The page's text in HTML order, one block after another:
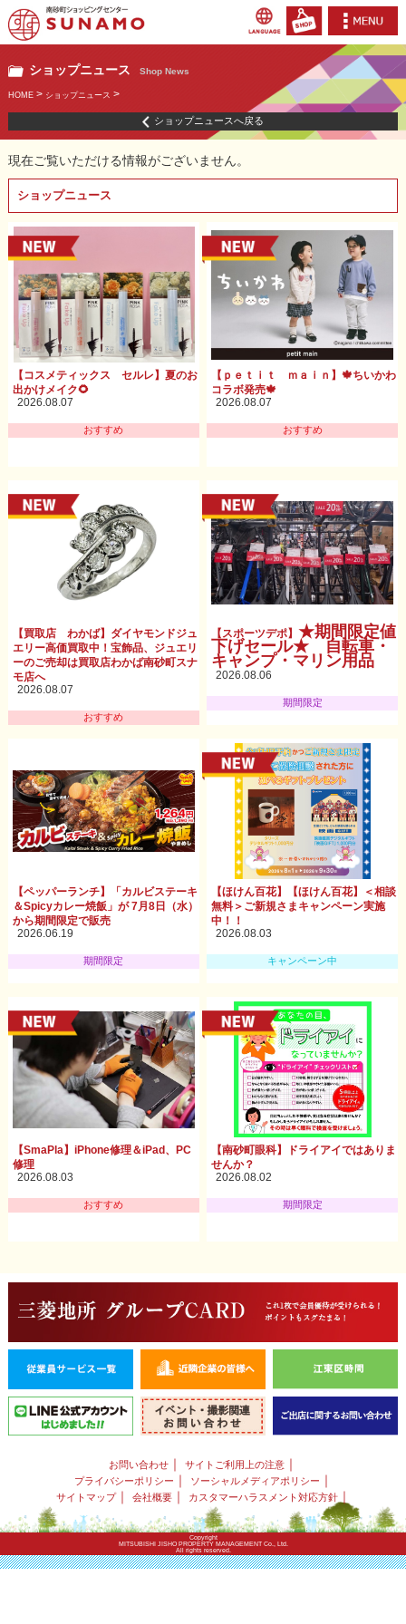
ショップニュース Shop News
HOME> ショップニュース >
ショップニュースへ戻る
現在ご覧いただける情報がございません。
ショップニュース
【コスメティックス セルレ】夏のお
出かけメイク🌻
2026.08.07
おすすめ
【ｐｅｔｉｔ ｍａｉｎ】🍁ちいかわ
コラボ発売🍁
2026.08.07
おすすめ
【買取店 わかば】ダイヤモンドジュ
エリー高価買取中！宝飾品、ジュエリ
ーのご売却は買取店わかば南砂町スナ
モ店へ
2026.08.07
おすすめ
【スポーツデポ】★期間限定値
下げセール★ 自転車・
キャンプ・マリン用品
2026.08.06
期間限定
【ペッパーランチ】「カルビステーキ
＆Spicyカレー焼飯」が 7月8日（水）
から期間限定で販売
2026.06.19
期間限定
【ほけん百花】【ほけん百花】＜相談
無料＞ご新規さまキャンペーン実施
中！！
2026.08.03
キャンペーン中
【SmaPla】iPhone修理＆iPad、PC
修理
2026.08.03
おすすめ
【南砂町眼科】ドライアイではありま
せんか？
2026.08.02
期間限定
お問い合わせ ｜ サイトご利用上の注意 ｜
プライバシーポリシー ｜ ソーシャルメディアポリシー ｜
サイトマップ｜ 会社概要｜ カスタマーハラスメント対応方針｜
Copyright
MITSUBISHI JISHO PROPERTY MANAGEMENT Co., Ltd.
All rights reserved.